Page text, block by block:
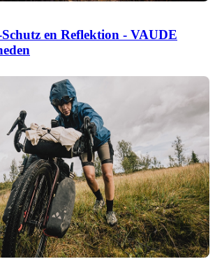
en Reflektion - VAUDE